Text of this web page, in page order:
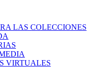
LAS COLECCIONES
VIRTUALES